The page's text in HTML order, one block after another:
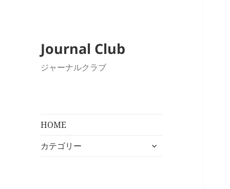
Journal Club
ジャーナルクラブ
HOME
カテゴリー
サ